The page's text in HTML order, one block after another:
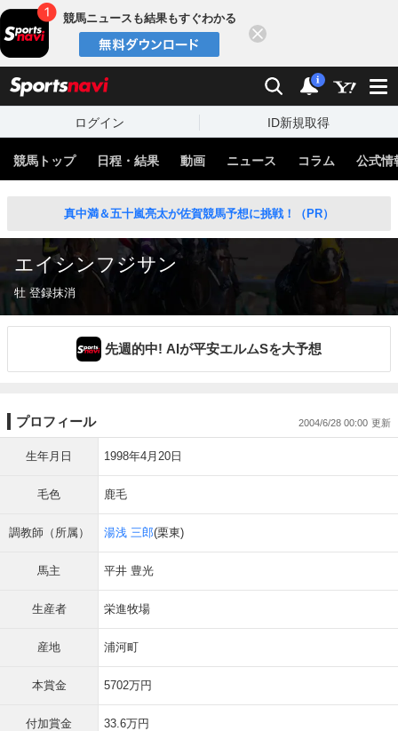
競馬ニュースも結果もすぐわかる
検索 通知
i
ログイン ID新規取得
競馬トップ 日程・結果 動画 ニュース コラム 公式情
真中満＆五十嵐亮太が佐賀競馬予想に挑戦！（PR）
エイシンフジサン
牡 登録抹消
先週的中! AIが平安エルムSを大予想
プロフィール 2004/6/28 00:00
生年月日 1998年4月20日
毛色 鹿毛
調教師（所属） 湯浅 三郎(栗東)
馬主 平井 豊光
生産者 栄進牧場
産地 浦河町
本賞金 5702万円
付加賞金 33.6万円